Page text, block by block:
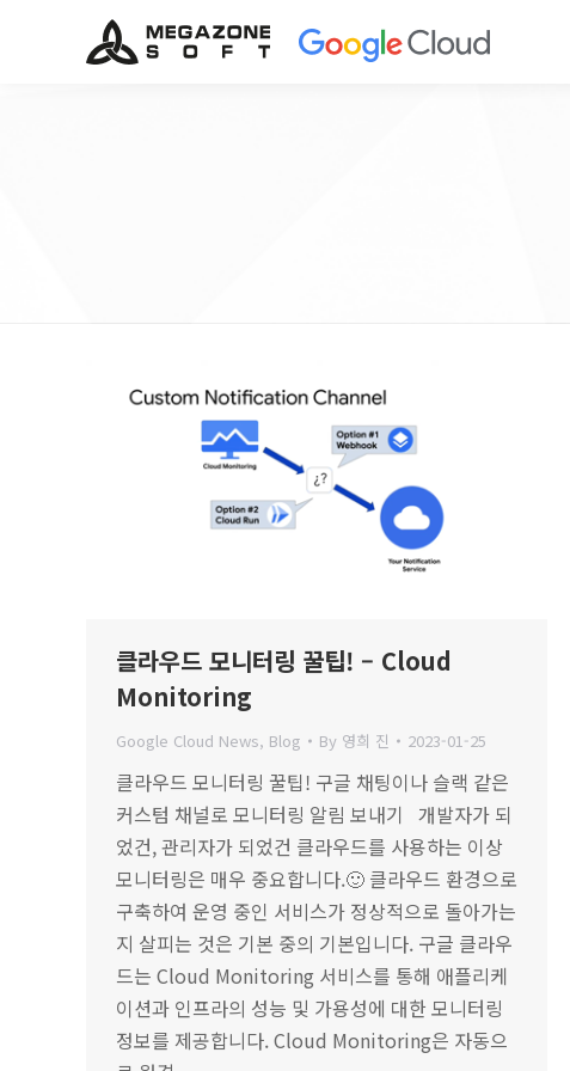
클라우드 모니터링 꿀팁! – Cloud
Monitoring
Google Cloud News, Blog By 영희 진 2023-01-25
클라우드 모니터링 꿀팁! 구글 채팅이나 슬랙 같은
커스텀 채널로 모니터링 알림 보내기 개발자가 되
었건, 관리자가 되었건 클라우드를 사용하는 이상
모니터링은 매우 중요합니다.🙂 클라우드 환경으로
구축하여 운영 중인 서비스가 정상적으로 돌아가는
지 살피는 것은 기본 중의 기본입니다. 구글 클라우
드는 Cloud Monitoring 서비스를 통해 애플리케
이션과 인프라의 성능 및 가용성에 대한 모니터링
정보를 제공합니다. Cloud Monitoring은 자동으